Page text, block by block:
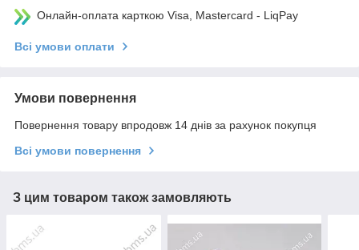
Онлайн-оплата карткою Visa, Mastercard - LiqPay
Всі умови оплати
Умови повернення
Повернення товару впродовж 14 днів за рахунок покупця
Всі умови повернення
З цим товаром також замовляють